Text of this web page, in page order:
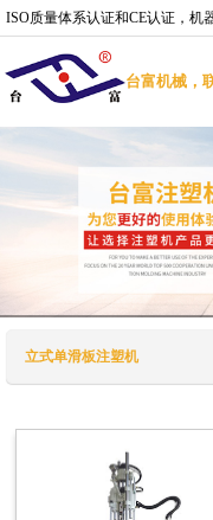
ISO质量体系认证和CE认证，机
台富机械，
立式单滑板注塑机